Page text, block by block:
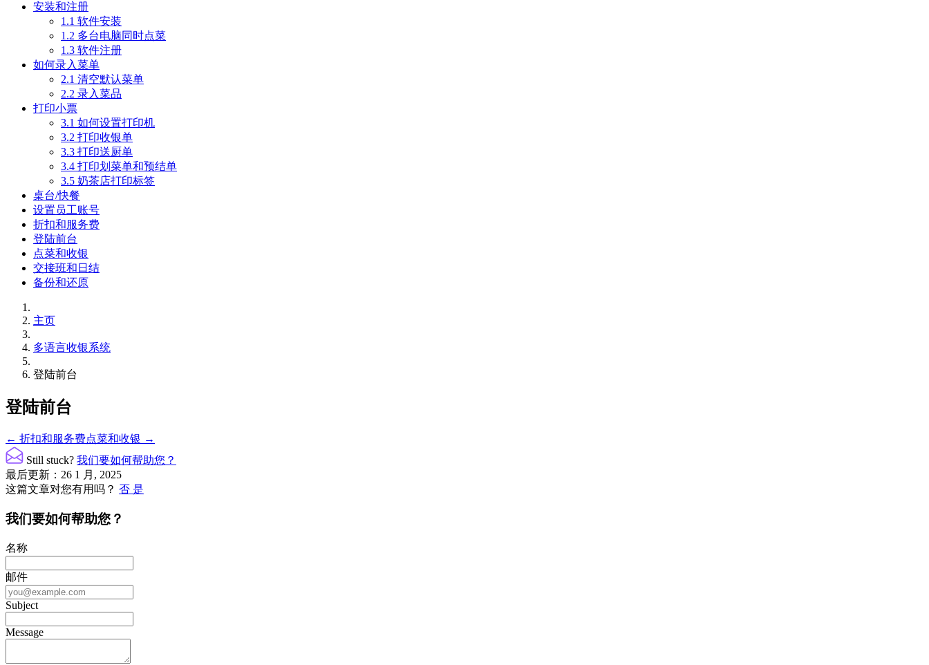
安装和注册
1.1 软件安装
1.2 多台电脑同时点菜
1.3 软件注册
如何录入菜单
2.1 清空默认菜单
2.2 录入菜品
打印小票
3.1 如何设置打印机
3.2 打印收银单
3.3 打印送厨单
3.4 打印划菜单和预结单
3.5 奶茶店打印标签
桌台/快餐
设置员工账号
折扣和服务费
登陆前台
点菜和收银
交接班和日结
备份和还原
主页
多语言收银系统
登陆前台
登陆前台
文
档
导
航
← 折扣和服务费点菜和收银 →
Still stuck? 我们要如何帮助您？
最后更新：26 1 月, 2025
这篇文章对您有用吗？ 否 是
我们要如何帮助您？
名称
邮件
Subject
Message